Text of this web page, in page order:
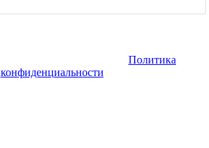
Политика
конфиденциальности